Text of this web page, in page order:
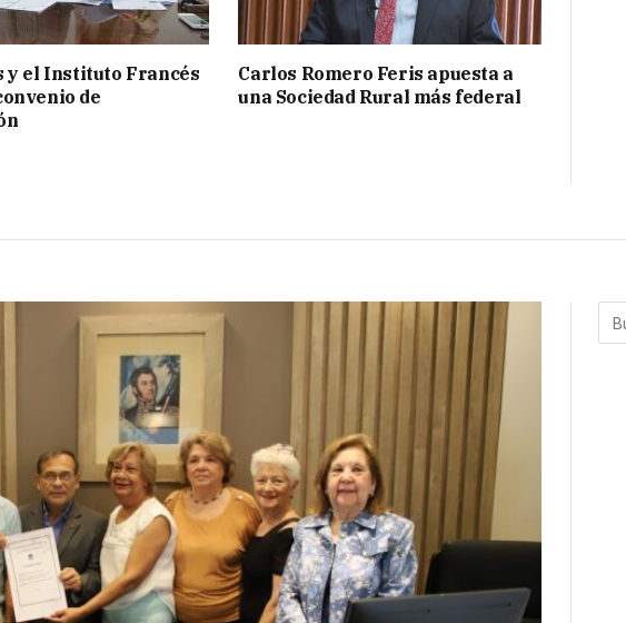
y el Instituto Francés
de
Carlos Romero Feris apuesta a
una Sociedad Rural más federal